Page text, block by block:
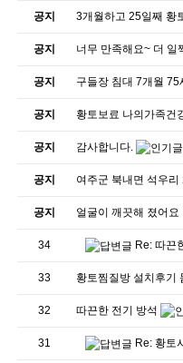
공지 3개월하고 25일째 황
공지 너무 만족해요~ 더
공지 구들장 침대 7개월
공지 황토보료 나의가족건
공지 감사합니다.
공지 여주군 북내면 석우
공지 얼굴이 깨끗해 졌어
34 Re: 따끈
33 황토찜질방 설치후기
32 따끈한 전기 방석
31 Re: 황토